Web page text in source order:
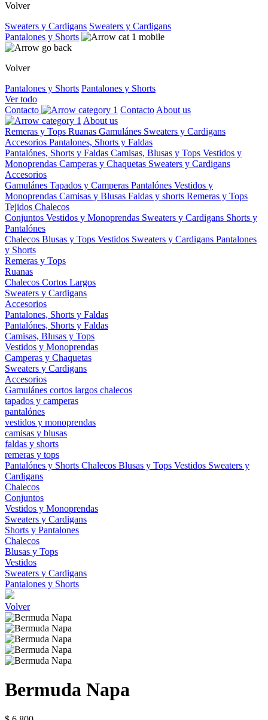
Volver
Sweaters y Cardigans Sweaters y Cardigans
Pantalones y Shorts
Volver
Pantalones y Shorts Pantalones y Shorts
Ver todo
Contacto
Contacto About us
About us
Remeras y Tops Ruanas Gamulánes Sweaters y Cardigans
Accesorios Pantalones, Shorts y Faldas
Pantalónes, Shorts y Faldas Camisas, Blusas y Tops Vestidos y
Monoprendas Camperas y Chaquetas Sweaters y Cardigans
Accesorios
Gamulánes Tapados y Camperas Pantalónes Vestidos y
Monoprendas Camisas y Blusas Faldas y shorts Remeras y Tops
Tejidos Chalecos
Conjuntos Vestidos y Monoprendas Sweaters y Cardigans Shorts y
Pantalónes
Chalecos Blusas y Tops Vestidos Sweaters y Cardigans Pantalones
y Shorts
Remeras y Tops
Ruanas
Chalecos Cortos Largos
Sweaters y Cardigans
Accesorios
Pantalones, Shorts y Faldas
Pantalónes, Shorts y Faldas
Camisas, Blusas y Tops
Vestidos y Monoprendas
Camperas y Chaquetas
Sweaters y Cardigans
Accesorios
Gamulánes cortos largos chalecos
tapados y camperas
pantalónes
vestidos y monoprendas
camisas y blusas
faldas y shorts
remeras y tops
Pantalónes y Shorts Chalecos Blusas y Tops Vestidos Sweaters y
Cardigans
Chalecos
Conjuntos
Vestidos y Monoprendas
Sweaters y Cardigans
Shorts y Pantalones
Chalecos
Blusas y Tops
Vestidos
Sweaters y Cardigans
Pantalones y Shorts
Volver
Bermuda Napa